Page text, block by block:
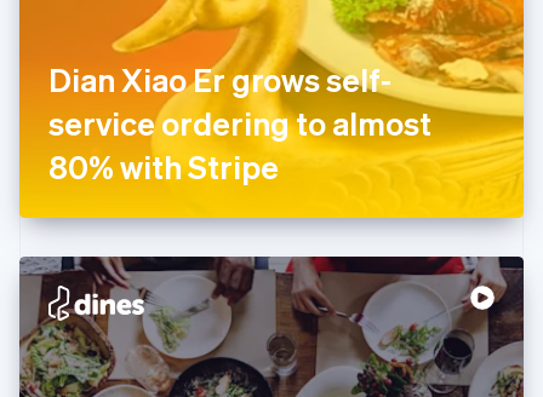
Dian Xiao Er grows self-
service ordering to almost
80% with Stripe
Dinamarca
English
Emiratos Árabes Unidos
English
Eslovaquia
Eslovenia
España
Estados Unidos
EnglishEspañol 简体中文
Estonia
English
Finlandia
EnglishSvenska